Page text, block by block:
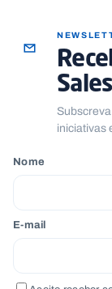
iniciativas
Nome
E-mail